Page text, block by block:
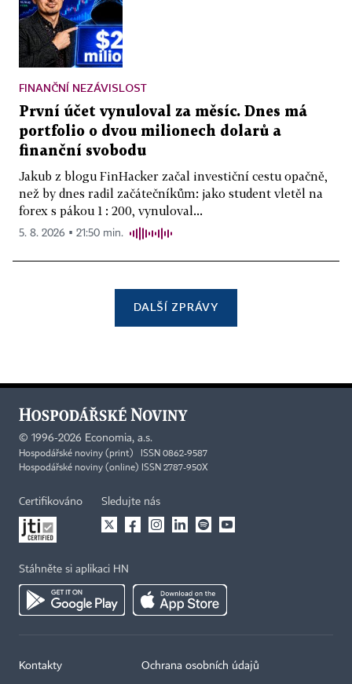
FINANČNÍ NEZÁVISLOST
První účet vynuloval za měsíc. Dnes má
portfolio o dvou milionech dolarů a
finanční svobodu
Jakub z blogu FinHacker začal investiční cestu opačně,
než by dnes radil začátečníkům: jako student vletěl na
forex s pákou 1 : 200, vynuloval...
5. 8. 2026 ▪ 21:50 min.
DALŠÍ ZPRÁVY
© 1996-2026 Economia, a.s.
Hospodářské noviny (print) ISSN 0862-9587
Hospodářské noviny (online) ISSN 2787-950X
Certifikováno Sledujte nás
Stáhněte si aplikaci HN
Kontakty Ochrana osobních údajů